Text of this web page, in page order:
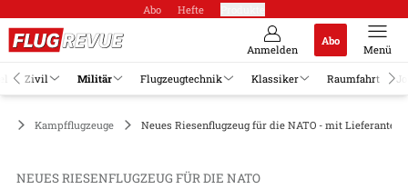
Abo Hefte
Anmelden
Abo
Menü
Zivil Militär Flugzeugtechnik Klassiker Raumfahrt
Kampfflugzeuge Neues Riesenflugzeug für die NATO - mit Lieferanten
NEUES RIESENFLUGZEUG FÜR DIE NATO